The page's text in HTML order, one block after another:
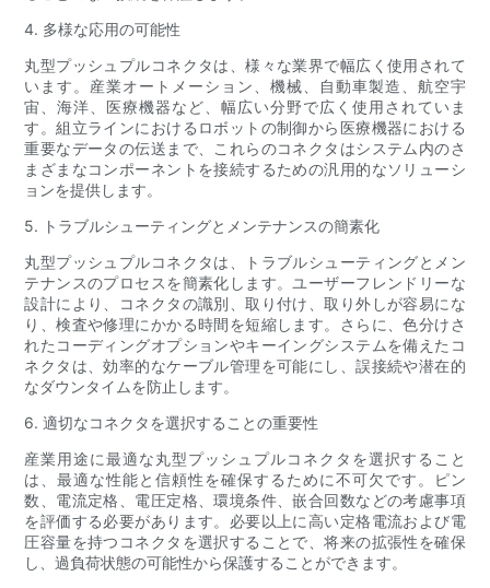
4. 多様な応用の可能性
丸型プッシュプルコネクタは、様々な業界で幅広く使用されて
います。産業オートメーション、機械、自動車製造、航空宇
宙、海洋、医療機器など、幅広い分野で広く使用されていま
す。組立ラインにおけるロボットの制御から医療機器における
重要なデータの伝送まで、これらのコネクタはシステム内のさ
まざまなコンポーネントを接続するための汎用的なソリューシ
ョンを提供します。
5. トラブルシューティングとメンテナンスの簡素化
丸型プッシュプルコネクタは、トラブルシューティングとメン
テナンスのプロセスを簡素化します。ユーザーフレンドリーな
設計により、コネクタの識別、取り付け、取り外しが容易にな
り、検査や修理にかかる時間を短縮します。さらに、色分けさ
れたコーディングオプションやキーイングシステムを備えたコ
ネクタは、効率的なケーブル管理を可能にし、誤接続や潜在的
なダウンタイムを防止します。
6. 適切なコネクタを選択することの重要性
産業用途に最適な丸型プッシュプルコネクタを選択すること
は、最適な性能と信頼性を確保するために不可欠です。ピン
数、電流定格、電圧定格、環境条件、嵌合回数などの考慮事項
を評価する必要があります。必要以上に高い定格電流および電
圧容量を持つコネクタを選択することで、将来の拡張性を確保
し、過負荷状態の可能性から保護することができます。